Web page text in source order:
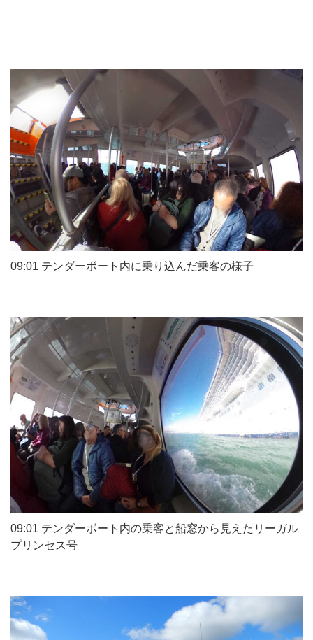
09:01 テンダーボート内に乗り込んだ乗客の様子
09:01 テンダーボート内の乗客と船窓から見えたリーガル
プリンセス号